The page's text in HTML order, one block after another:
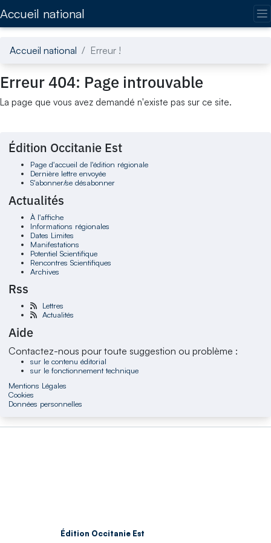
Accueil national
Accueil national Erreur !
Erreur 404: Page introuvable
La page que vous avez demandé n'existe pas sur ce site.
Édition Occitanie Est
Page d'accueil de l'édition régionale
Dernière lettre envoyée
S'abonner/se désabonner
Actualités
À l'affiche
Informations régionales
Dates Limites
Manifestations
Potentiel Scientifique
Rencontres Scientifiques
Archives
Rss
Lettres
Actualités
Aide
Contactez-nous pour toute suggestion ou problème :
sur le contenu éditorial
sur le fonctionnement technique
Mentions Légales
Cookies
Données personnelles
Édition Occitanie Est